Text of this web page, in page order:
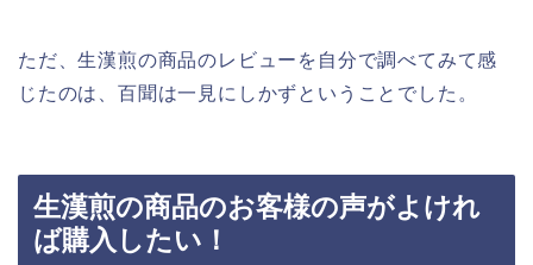
ただ、生漢煎の商品のレビューを自分で調べてみて感
じたのは、百聞は一見にしかずということでした。
生漢煎の商品のお客様の声がよけれ
ば購入したい！